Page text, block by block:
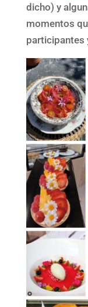
dicho) y
momentos
participantes